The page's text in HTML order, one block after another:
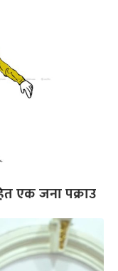
एक जना पक्राउ